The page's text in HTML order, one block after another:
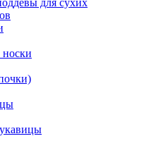
для сухих
носки